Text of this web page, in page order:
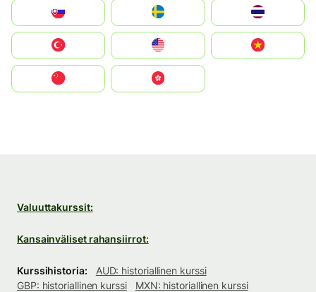
United States
中國香港特別行政區
Valuuttakurssit:
Kansainväliset rahansiirrot:
Kurssihistoria:
AUD: historiallinen kurssi
GBP: historiallinen kurssi
MXN: historiallinen kurssi